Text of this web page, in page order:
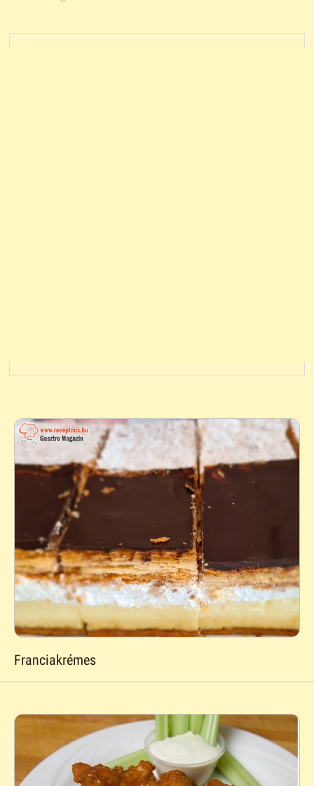
Franciakrémes